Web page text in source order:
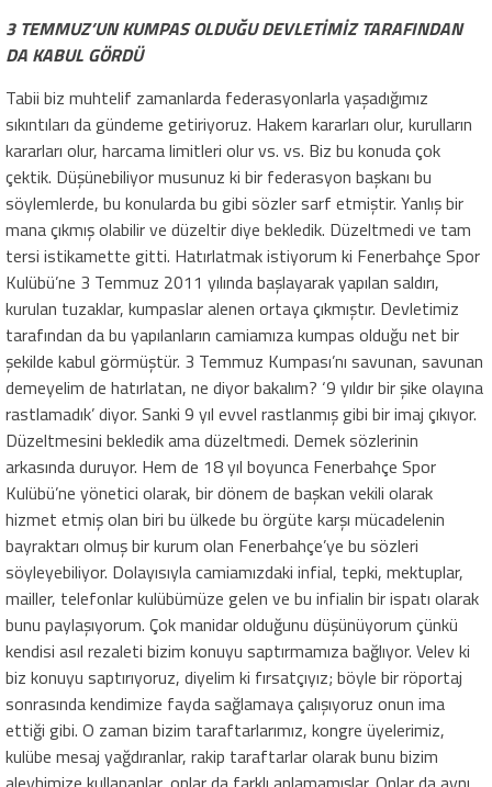
3 TEMMUZ’UN KUMPAS OLDUĞU DEVLETİMİZ TARAFINDAN
DA KABUL GÖRDÜ
Tabii biz muhtelif zamanlarda federasyonlarla yaşadığımız
sıkıntıları da gündeme getiriyoruz. Hakem kararları olur, kurulların
kararları olur, harcama limitleri olur vs. vs. Biz bu konuda çok
çektik. Düşünebiliyor musunuz ki bir federasyon başkanı bu
söylemlerde, bu konularda bu gibi sözler sarf etmiştir. Yanlış bir
mana çıkmış olabilir ve düzeltir diye bekledik. Düzeltmedi ve tam
tersi istikamette gitti. Hatırlatmak istiyorum ki Fenerbahçe Spor
Kulübü’ne 3 Temmuz 2011 yılında başlayarak yapılan saldırı,
kurulan tuzaklar, kumpaslar alenen ortaya çıkmıştır. Devletimiz
tarafından da bu yapılanların camiamıza kumpas olduğu net bir
şekilde kabul görmüştür. 3 Temmuz Kumpası’nı savunan, savunan
demeyelim de hatırlatan, ne diyor bakalım? ‘9 yıldır bir şike olayına
rastlamadık’ diyor. Sanki 9 yıl evvel rastlanmış gibi bir imaj çıkıyor.
Düzeltmesini bekledik ama düzeltmedi. Demek sözlerinin
arkasında duruyor. Hem de 18 yıl boyunca Fenerbahçe Spor
Kulübü’ne yönetici olarak, bir dönem de başkan vekili olarak
hizmet etmiş olan biri bu ülkede bu örgüte karşı mücadelenin
bayraktarı olmuş bir kurum olan Fenerbahçe’ye bu sözleri
söyleyebiliyor. Dolayısıyla camiamızdaki infial, tepki, mektuplar,
mailler, telefonlar kulübümüze gelen ve bu infialin bir ispatı olarak
bunu paylaşıyorum. Çok manidar olduğunu düşünüyorum çünkü
kendisi asıl rezaleti bizim konuyu saptırmamıza bağlıyor. Velev ki
biz konuyu saptırıyoruz, diyelim ki fırsatçıyız; böyle bir röportaj
sonrasında kendimize fayda sağlamaya çalışıyoruz onun ima
ettiği gibi. O zaman bizim taraftarlarımız, kongre üyelerimiz,
kulübe mesaj yağdıranlar, rakip taraftarlar olarak bunu bizim